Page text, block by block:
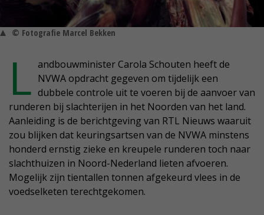
© Fotografie Marcel Bekken
L andbouwminister Carola Schouten heeft de
NVWA opdracht gegeven om tijdelijk een
dubbele controle uit te voeren bij de aanvoer van
runderen bij slachterijen in het Noorden van het land.
Aanleiding is de berichtgeving van RTL Nieuws waaruit
zou blijken dat keuringsartsen van de NVWA minstens
honderd ernstig zieke en kreupele runderen toch naar
slachthuizen in Noord-Nederland lieten afvoeren.
Mogelijk zijn tientallen tonnen afgekeurd vlees in de
voedselketen terechtgekomen.